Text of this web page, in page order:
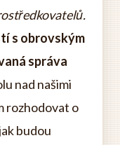
s obrovským
správa
nad našimi
rozhodovat o
budou